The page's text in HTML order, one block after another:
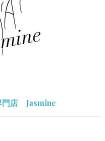
門店 Jasmine